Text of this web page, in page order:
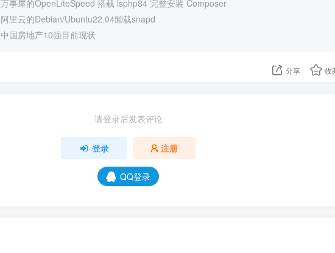
万事屋的OpenLiteSpeed 搭载 lsphp84 完整安装 Composer
阿里云的Debian/Ubuntu22.04卸载snapd
中国房地产10强目前现状
分享 收
请登录后发表评论
登录 注册
QQ登录